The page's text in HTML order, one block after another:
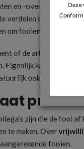
en -overeenkomsten
verdelen of om de
om fooien te
of de
kan je enkel
ook gewoon
zijn die de fooi
te maken. Over
fooien.
Deze
Conform